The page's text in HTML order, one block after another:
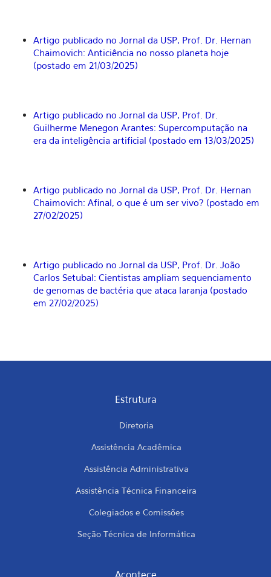
Artigo publicado no Jornal da USP, Prof. Dr. Hernan
Chaimovich: Anticiência no nosso planeta hoje
(postado em 21/03/2025)
Artigo publicado no Jornal da USP, Prof. Dr.
Guilherme Menegon Arantes: Supercomputação na
era da inteligência artificial (postado em 13/03/2025)
Artigo publicado no Jornal da USP, Prof. Dr. Hernan
Chaimovich: Afinal, o que é um ser vivo? (postado em
27/02/2025)
Artigo publicado no Jornal da USP, Prof. Dr. João
Carlos Setubal: Cientistas ampliam sequenciamento
de genomas de bactéria que ataca laranja (postado
em 27/02/2025)
Estrutura
Diretoria
Assistência Acadêmica
Assistência Administrativa
Assistência Técnica Financeira
Colegiados e Comissões
Seção Técnica de Informática
Acontece